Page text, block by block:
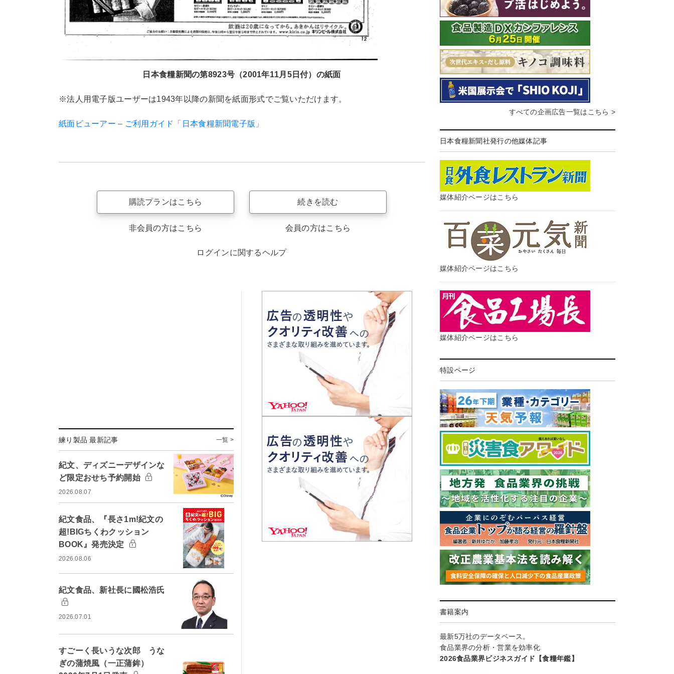
日本食糧新聞の第8923号（2001年11月5日付）の紙面
※法人用電子版ユーザーは1943年以降の新聞を紙面形式でご覧いただけます。
紙面ビューアー – ご利用ガイド「日本食糧新聞電子版」
購読プランはこちら
非会員の方はこちら
続きを読む
会員の方はこちら
ログインに関するヘルプ
練り製品 最新記事 一覧 >
紀文、ディズニーデザインな
ど限定おせち予約開始
2026.08.07
紀文食品、『長さ1m!紀文の
超!BIGちくわクッション
BOOK』発売決定
2026.08.06
紀文食品、新社長に國松浩氏
2026.07.01
すごーく長いうな次郎 うな
ぎの蒲焼風（一正蒲鉾）
すべての企画広告一覧はこちら >
日本食糧新聞社発行の他媒体記事
媒体紹介ページはこちら
媒体紹介ページはこちら
媒体紹介ページはこちら
特設ページ
書籍案内
最新5万社のデータベース。
食品業界の分析・営業を効率化
2026食品業界ビジネスガイド【食糧年鑑】